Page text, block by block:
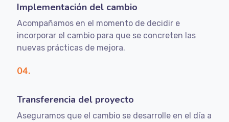
Implementación del cambio
Acompañamos en el momento de decidir e
incorporar el cambio para que se concreten las
nuevas prácticas de mejora.
04.
Transferencia del proyecto
Aseguramos que el cambio se desarrolle en el día a